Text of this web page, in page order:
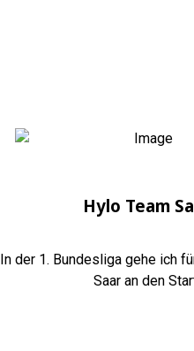
Hylo Team
In der 1. Bundesliga gehe ich
Saar an den